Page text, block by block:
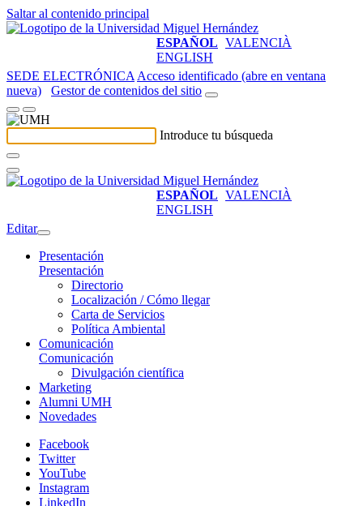
Saltar al contenido principal
ESPAÑOL VALENCIÀ
ENGLISH
SEDE ELECTRÓNICA Acceso identificado (abre en ventana
nueva)
Gestor de contenidos del sitio
Introduce tu búsqueda
ESPAÑOL VALENCIÀ
ENGLISH
Editar
Presentación
Presentación
Directorio
Localización / Cómo llegar
Carta de Servicios
Política Ambiental
Comunicación
Comunicación
Divulgación científica
Marketing
Alumni UMH
Novedades
Facebook
Twitter
YouTube
Instagram
LinkedIn